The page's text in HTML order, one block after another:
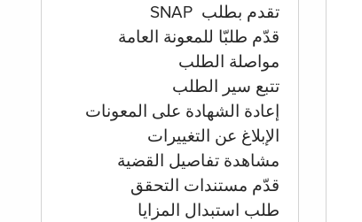
تقدم بطلب SNAP
قدّم طلبّا للمعونة العامة
مواصلة الطلب
تتبع سير الطلب
إعادة الشهادة على المعونات
الإبلاغ عن التغييرات
مشاهدة تفاصيل القضية
قدّم مستندات التحقق
طلب استبدال المزايا